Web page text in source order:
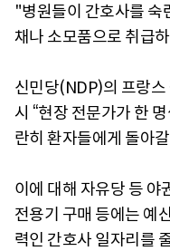
"병원들이 간호사를 숙
채나 소모품으로 취급
신민당(NDP)의 프랑
시 “현장 전문가가 한
란히 환자들에게 돌아
이에 대해 자유당 등 야
전용기 구매 등에는 예
력인 간호사 일자리를